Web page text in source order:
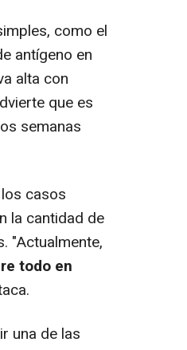
como el
antígeno en
alta con
que es
semanas
casos
la cantidad de
"Actualmente,
todo en
una de las